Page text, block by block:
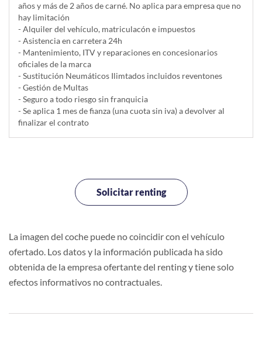
años y más de 2 años de carné. No aplica para empresa que no
hay limitación
- Alquiler del vehí­culo, matriculacón e impuestos
- Asistencia en carretera 24h
- Mantenimiento, ITV y reparaciones en concesionarios
oficiales de la marca
- Sustitución Neumáticos Ilimtados incluidos reventones
- Gestión de Multas
- Seguro a todo riesgo sin franquicia
- Se aplica 1 mes de fianza (una cuota sin iva) a devolver al
finalizar el contrato
Solicitar renting
La imagen del coche puede no coincidir con el vehículo
ofertado. Los datos y la información publicada ha sido
obtenida de la empresa ofertante del renting y tiene solo
efectos informativos no contractuales.